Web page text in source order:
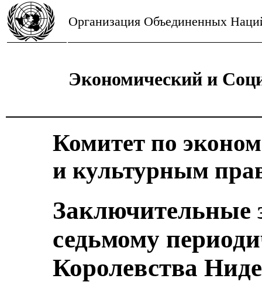
Организация Объединенных
Экономический и
Комитет по
и культурным
Заключительные
седьмому
Королевства